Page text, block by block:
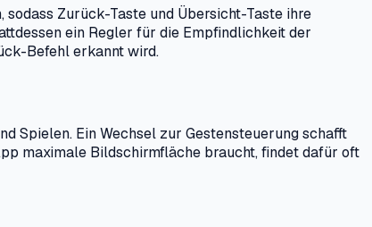
Zurück-Taste und Übersicht-Taste ihre
ein Regler für die Empfindlichkeit der
Befehl erkannt wird.
Spielen. Ein Wechsel zur Gestensteuerung schafft
maximale Bildschirmfläche braucht, findet dafür oft